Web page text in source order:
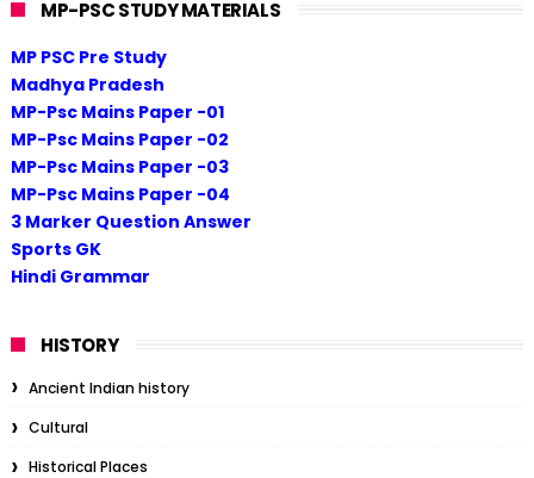
MP-PSC STUDY MATERIALS
MP PSC Pre Study
Madhya Pradesh
MP-Psc Mains Paper -01
MP-Psc Mains Paper -02
MP-Psc Mains Paper -03
MP-Psc Mains Paper -04
3 Marker Question Answer
Sports GK
Hindi Grammar
HISTORY
Ancient Indian history
Cultural
Historical Places